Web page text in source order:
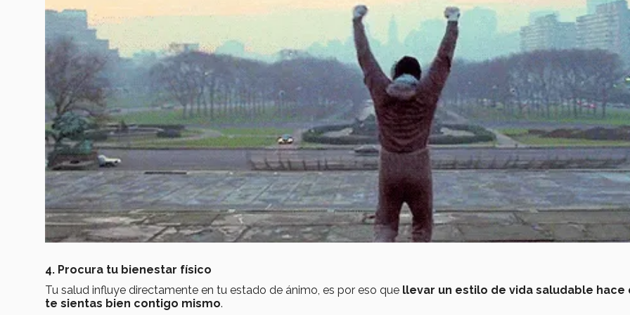
4. Procura tu bienestar físico
Tu salud influye directamente en tu estado de ánimo, es por eso que llevar un estilo de vida saludable hace
te sientas bien contigo mismo.